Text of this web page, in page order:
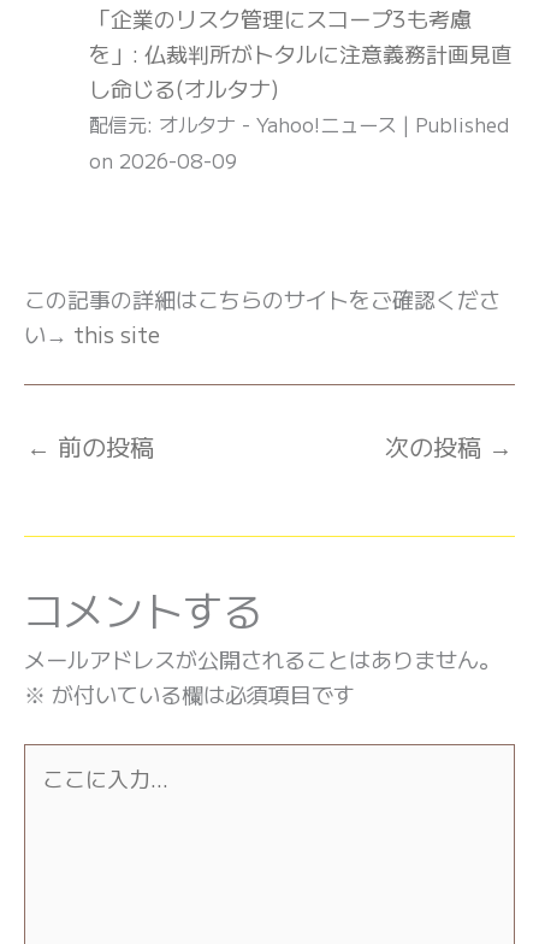
「企業のリスク管理にスコープ3も考慮
を」: 仏裁判所がトタルに注意義務計画見直
し命じる(オルタナ)
配信元: オルタナ - Yahoo!ニュース
Published
on 2026-08-09
この記事の詳細はこちらのサイトをご確認くださ
い→ this site
← 前の投稿 次の投稿 →
コメントする
メールアドレスが公開されることはありません。
※ が付いている欄は必須項目です